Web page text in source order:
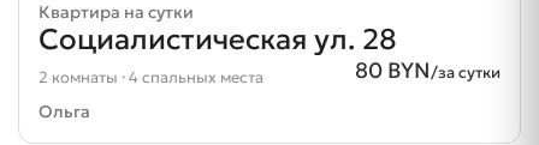
Квартира на сутки
Социалистическая ул. 28
80 BYN/за сутки
2 комнаты · 4 спальных места
Ольга